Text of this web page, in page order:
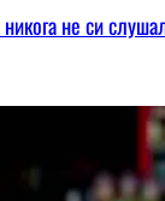
не си